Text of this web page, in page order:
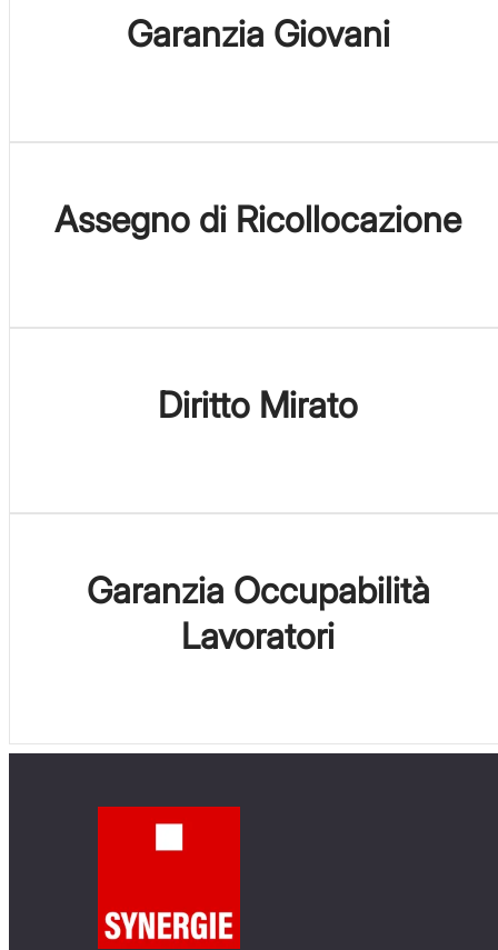
Garanzia Giovani
Assegno di Ricollocazione
Diritto Mirato
Garanzia Occupabilità
Lavoratori